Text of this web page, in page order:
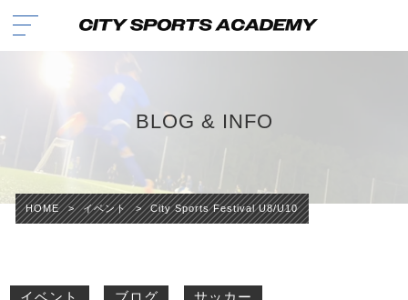
BLOG & INFO
HOME > イベント > City Sports Festival U8/U10
イベント ブログ サッカー